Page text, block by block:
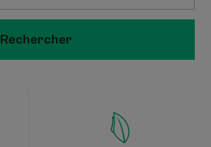
Rechercher